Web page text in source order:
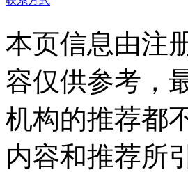
本页信息由注
容仅供参考，
机构的推荐都
内容和推荐所